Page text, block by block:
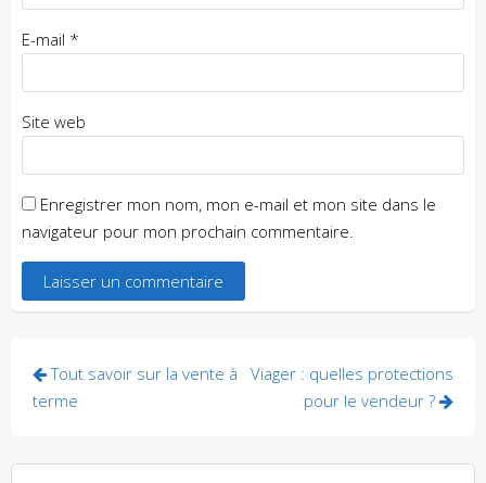
E-mail *
Site web
Enregistrer mon nom, mon e-mail et mon site dans le
navigateur pour mon prochain commentaire.
Tout savoir sur la vente à
terme
Viager : quelles protections
pour le vendeur ?